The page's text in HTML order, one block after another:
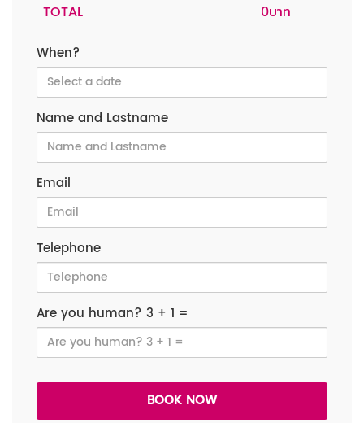
TOTAL
When?
Name and Lastname
Email
Telephone
Are you human? 3 + 1 =